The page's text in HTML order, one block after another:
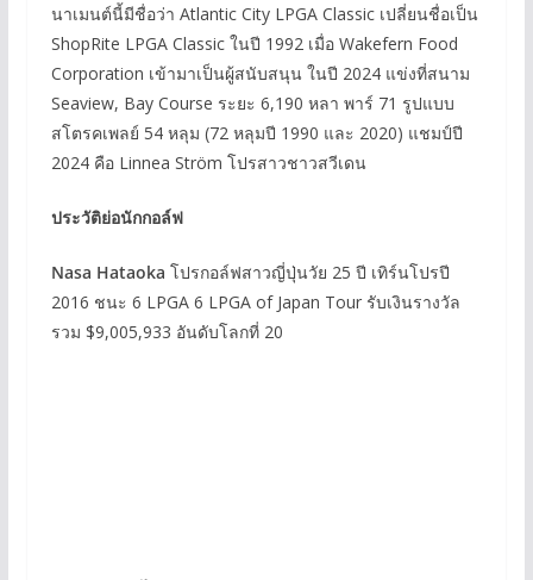
นาเมนต์นี้มีชื่อว่า Atlantic City LPGA Classic เปลี่ยนชื่อเป็น
ShopRite LPGA Classic ในปี 1992 เมื่อ Wakefern Food
Corporation เข้ามาเป็นผู้สนับสนุน ในปี 2024 แข่งที่สนาม
Seaview, Bay Course ระยะ 6,190 หลา พาร์ 71 รูปแบบ
สโตรคเพลย์ 54 หลุม (72 หลุมปี 1990 และ 2020) แชมป์ปี
2024 คือ Linnea Ström โปรสาวชาวสวีเดน
ประวัติย่อนักกอล์ฟ
Nasa Hataoka โปรกอล์ฟสาวญี่ปุ่นวัย 25 ปี เทิร์นโปรปี
2016 ชนะ 6 LPGA 6 LPGA of Japan Tour รับเงินรางวัล
รวม $9,005,933 อันดับโลกที่ 20